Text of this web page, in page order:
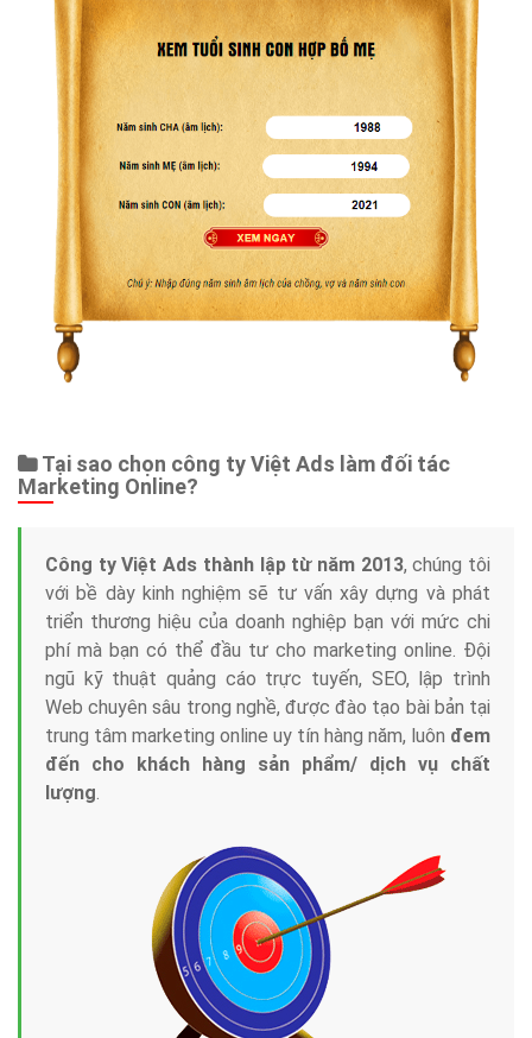
Tại sao chọn công ty Việt Ads làm đối tác
Marketing Online?
Công ty Việt Ads thành lập từ năm 2013, chúng tôi
với bề dày kinh nghiệm sẽ tư vấn xây dựng và phát
triển thương hiệu của doanh nghiệp bạn với mức chi
phí mà bạn có thể đầu tư cho marketing online. Đội
ngũ kỹ thuật quảng cáo trực tuyến, SEO, lập trình
Web chuyên sâu trong nghề, được đào tạo bài bản tại
trung tâm marketing online uy tín hàng năm, luôn đem
đến cho khách hàng sản phẩm/ dịch vụ chất
lượng.